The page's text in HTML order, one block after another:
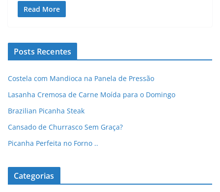
Read More
Posts Recentes
Costela com Mandioca na Panela de Pressão
Lasanha Cremosa de Carne Moída para o Domingo
Brazilian Picanha Steak
Cansado de Churrasco Sem Graça?
Picanha Perfeita no Forno ..
Categorias